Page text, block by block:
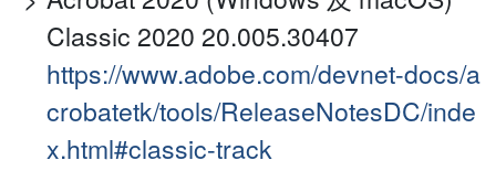
Classic 2020 20.005.30407
https://www.adobe.com/devnet-docs/a
crobatetk/tools/ReleaseNotesDC/inde
x.html#classic-track